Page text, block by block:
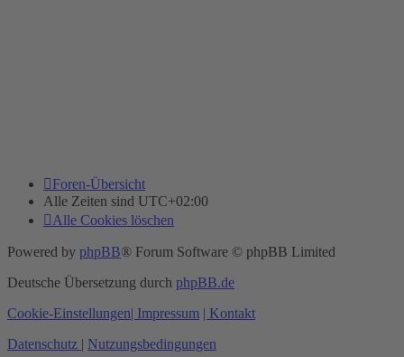
Foren-Übersicht
Alle Zeiten sind UTC+02:00
Alle Cookies löschen
Powered by phpBB® Forum Software © phpBB Limited
Deutsche Übersetzung durch phpBB.de
Cookie-Einstellungen| Impressum | Kontakt
Datenschutz | Nutzungsbedingungen